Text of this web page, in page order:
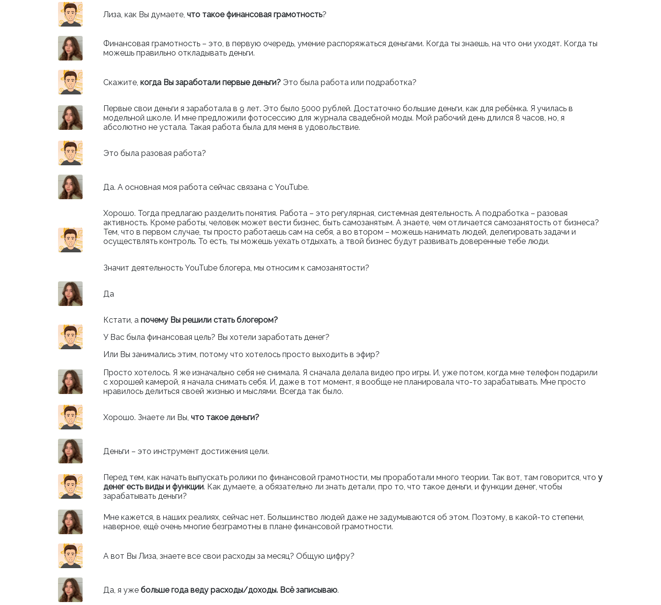
Лиза, как Вы думаете, что такое финансовая грамотность?
Финансовая грамотность – это, в первую очередь, умение распоряжаться деньгами. Когда ты знаешь, на что они уходят. Когда ты
можешь правильно откладывать деньги.
Скажите, когда Вы заработали первые деньги? Это была работа или подработка?
Первые свои деньги я заработала в 9 лет. Это было 5000 рублей. Достаточно большие деньги, как для ребёнка. Я училась в
модельной школе. И мне предложили фотосессию для журнала свадебной моды. Мой рабочий день длился 8 часов, но, я
абсолютно не устала. Такая работа была для меня в удовольствие.
Это была разовая работа?
Да. А основная моя работа сейчас связана с YouTube.
Хорошо. Тогда предлагаю разделить понятия. Работа – это регулярная, системная деятельность. А подработка – разовая
активность. Кроме работы, человек может вести бизнес, быть самозанятым. А знаете, чем отличается самозанятость от бизнеса?
Тем, что в первом случае, ты просто работаешь сам на себя, а во втором – можешь нанимать людей, делегировать задачи и
осуществлять контроль. То есть, ты можешь уехать отдыхать, а твой бизнес будут развивать доверенные тебе люди.
Значит деятельность YouTube блогера, мы относим к самозанятости?
Да
Кстати, а почему Вы решили стать блогером?
У Вас была финансовая цель? Вы хотели заработать денег?
Или Вы занимались этим, потому что хотелось просто выходить в эфир?
Просто хотелось. Я же изначально себя не снимала. Я сначала делала видео про игры. И, уже потом, когда мне телефон подарили
с хорошей камерой, я начала снимать себя. И, даже в тот момент, я вообще не планировала что-то зарабатывать. Мне просто
нравилось делиться своей жизнью и мыслями. Всегда так было.
Хорошо. Знаете ли Вы, что такое деньги?
Деньги – это инструмент достижения цели.
Перед тем, как начать выпускать ролики по финансовой грамотности, мы проработали много теории. Так вот, там говорится, что у
денег есть виды и функции. Как думаете, а обязательно ли знать детали, про то, что такое деньги, и функции денег, чтобы
зарабатывать деньги?
Мне кажется, в наших реалиях, сейчас нет. Большинство людей даже не задумываются об этом. Поэтому, в какой-то степени,
наверное, ещё очень многие безграмотны в плане финансовой грамотности.
А вот Вы Лиза, знаете все свои расходы за месяц? Общую цифру?
Да, я уже больше года веду расходы/доходы. Всё записываю.